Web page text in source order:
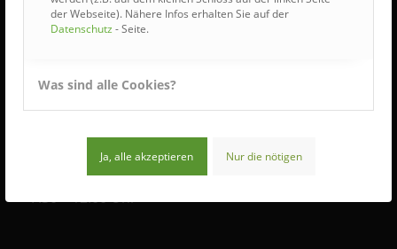
der Webseite). Nähere Infos erhalten Sie auf der
Datenschutz - Seite.
Was sind alle Cookies?
Ja, alle akzeptieren Nur die nötigen
Wir haben für Sie geöffnet:
7:30 – 16:30 Uhr
7:30 – 12:00 Uhr